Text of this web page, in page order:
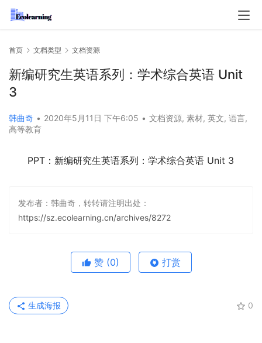
首页 文档类型 文档资源
新编研究生英语系列：学术综合英语 Unit
3
韩曲奇 • 2020年5月11日 下午6:05 • 文档资源, 素材, 英文, 语言,
高等教育
PPT：新编研究生英语系列：学术综合英语 Unit 3
发布者：韩曲奇，转转请注明出处：
https://sz.ecolearning.cn/archives/8272
赞 (0) 打赏
0
生成海报